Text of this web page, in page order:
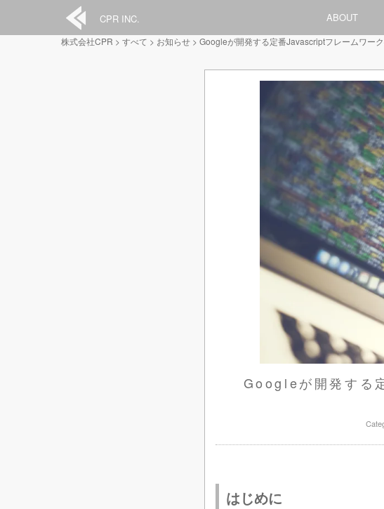
CPR INC. ABOUT
株式会社CPR > すべて > お知らせ > Googleが開発する定番Javascriptフレームワー
Googleが開発する
はじめに